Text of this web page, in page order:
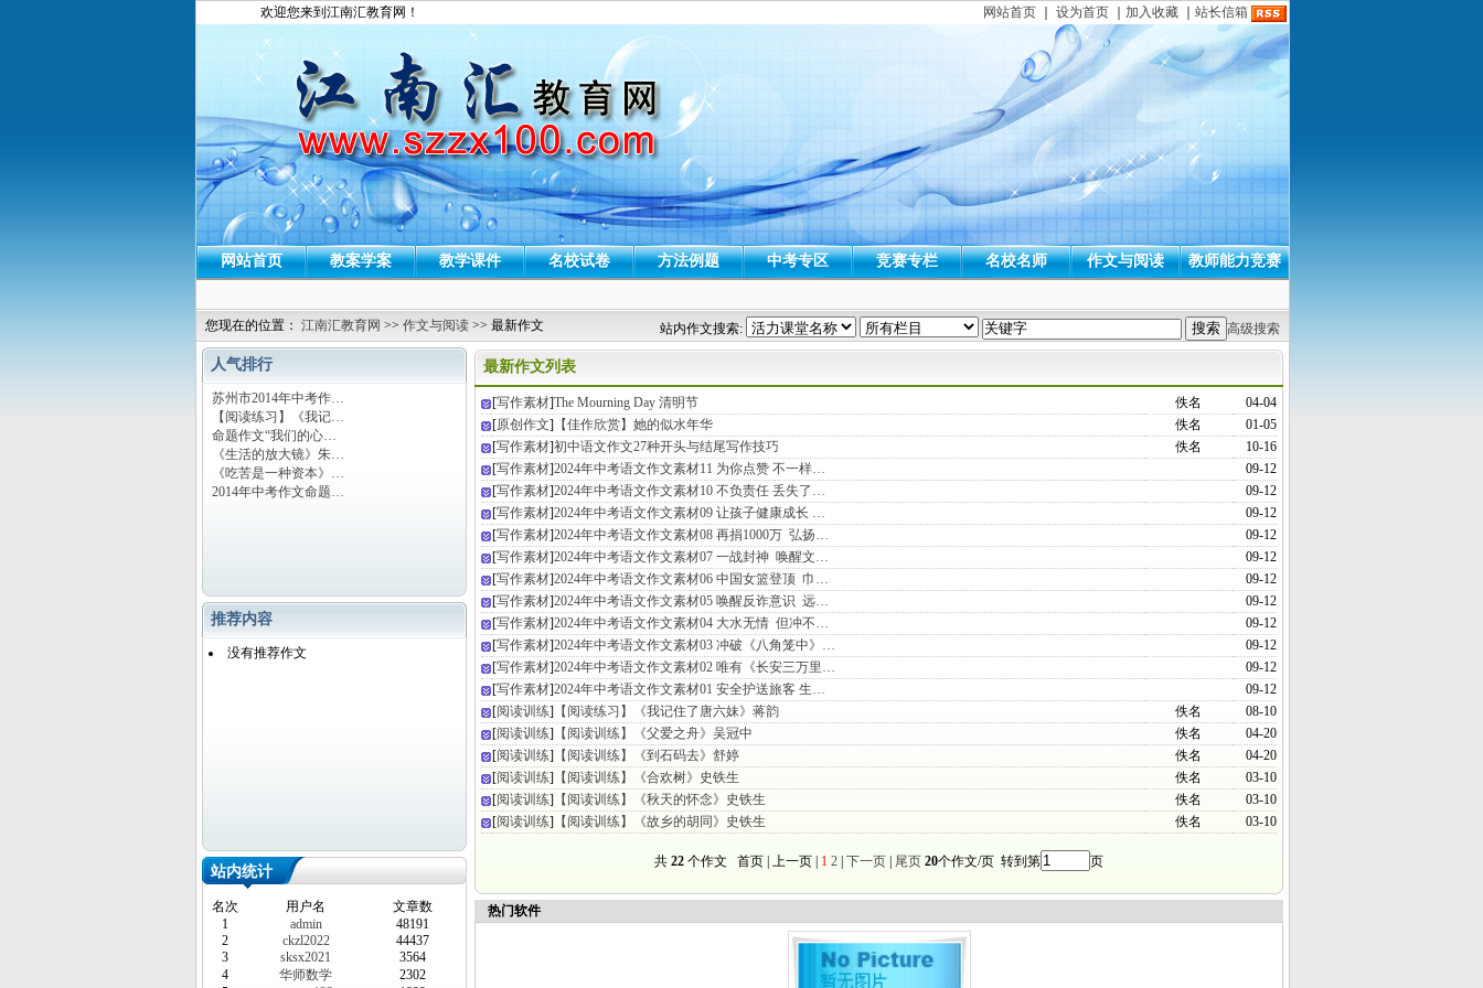
欢迎您来到江南汇教育网！ 网站首页 设为首页 加入收藏 站长信箱
网站首页 教案学案 教学课件 名校试卷 方法例题 中考专区 竞赛专栏 名校名师 作文与阅读 教师能力竞赛
您现在的位置： 江南汇教育网 >> 作文与阅读 >> 最新作文 站内作文搜索: 高级搜索
人气排行
苏州市2014年中考作…
【阅读练习】《我记…
命题作文“我们的心…
《生活的放大镜》朱…
《吃苦是一种资本》…
2014年中考作文命题…
推荐内容
没有推荐作文
站内统计
名次 用户名
文章数
1
admin
48191
2
ckzl2022
44437
3
sksx2021
3564
4
华师数学
2302
最新作文列表
[写作素材]The Mourning Day 清明节 佚名
04-04
[原创作文] 【佳作欣赏】她的似水年华 佚名
01-05
[写作素材]初中语文作文27种开头与结尾写作技巧 佚名
10-16
[写作素材]2024年中考语文作文素材11 为你点赞 不一样…
09-12
[写作素材]2024年中考语文作文素材10 不负责任 丢失了…
09-12
[写作素材]2024年中考语文作文素材09 让孩子健康成长 …
09-12
[写作素材]2024年中考语文作文素材08 再捐1000万 弘扬…
09-12
[写作素材]2024年中考语文作文素材07 一战封神 唤醒文…
09-12
[写作素材]2024年中考语文作文素材06 中国女篮登顶 巾…
09-12
[写作素材]2024年中考语文作文素材05 唤醒反诈意识 远…
09-12
[写作素材]2024年中考语文作文素材04 大水无情 但冲不…
09-12
[写作素材]2024年中考语文作文素材03 冲破《八角笼中》…
09-12
[写作素材]2024年中考语文作文素材02 唯有《长安三万里…
09-12
[写作素材]2024年中考语文作文素材01 安全护送旅客 生…
09-12
[阅读训练] 【阅读练习】《我记住了唐六妹》蒋韵 佚名
08-10
[阅读训练] 【阅读训练】《父爱之舟》吴冠中 佚名
04-20
[阅读训练] 【阅读训练】《到石码去》舒婷 佚名
04-20
[阅读训练] 【阅读训练】《合欢树》史铁生 佚名
03-10
[阅读训练] 【阅读训练】《秋天的怀念》史铁生 佚名
03-10
[阅读训练] 【阅读训练】《故乡的胡同》史铁生 佚名 03-10
共 22 个作文 首页 | 上一页 | 1 2 下一页 尾页 20个作文/页 转到第 页
热门软件